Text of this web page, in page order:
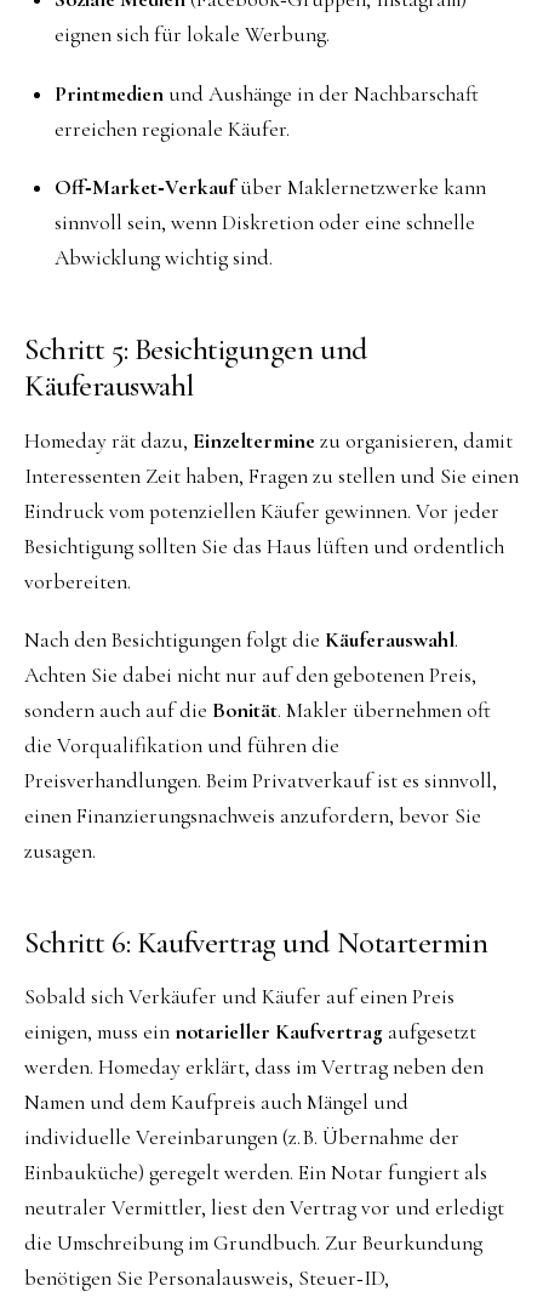
eignen sich für lokale Werbung.
Printmedienund Aushänge in der Nachbarschaft
erreichen regionale Käufer.
Off‑Market‑Verkaufüber Maklernetzwerke kann
sinnvoll sein, wenn Diskretion oder eine schnelle
Abwicklung wichtig sind.
Schritt 5: Besichtigungen und
Käuferauswahl
Homeday rät dazu, Einzelterminezu organisieren, damit
Interessenten Zeit haben, Fragen zu stellen und Sie einen
Eindruck vom potenziellen Käufer gewinnen. Vor jeder
Besichtigung sollten Sie das Haus lüften und ordentlich
vorbereiten.
Nach den Besichtigungen folgt die Käuferauswahl.
Achten Sie dabei nicht nur auf den gebotenen Preis,
sondern auch auf die Bonität. Makler übernehmen oft
die Vorqualifikation und führen die
Preisverhandlungen. Beim Privatverkauf ist es sinnvoll,
einen Finanzierungsnachweis anzufordern, bevor Sie
zusagen.
Schritt 6: Kaufvertrag und Notartermin
Sobald sich Verkäufer und Käufer auf einen Preis
einigen, muss einnotarieller Kaufvertrag aufgesetzt
werden. Homeday erklärt, dass im Vertrag neben den
Namen und dem Kaufpreis auch Mängel und
individuelle Vereinbarungen (z. B. Übernahme der
Einbauküche) geregelt werden. Ein Notar fungiert als
neutraler Vermittler, liest den Vertrag vor und erledigt
die Umschreibung im Grundbuch. Zur Beurkundung
benötigen Sie Personalausweis, Steuer‑ID,